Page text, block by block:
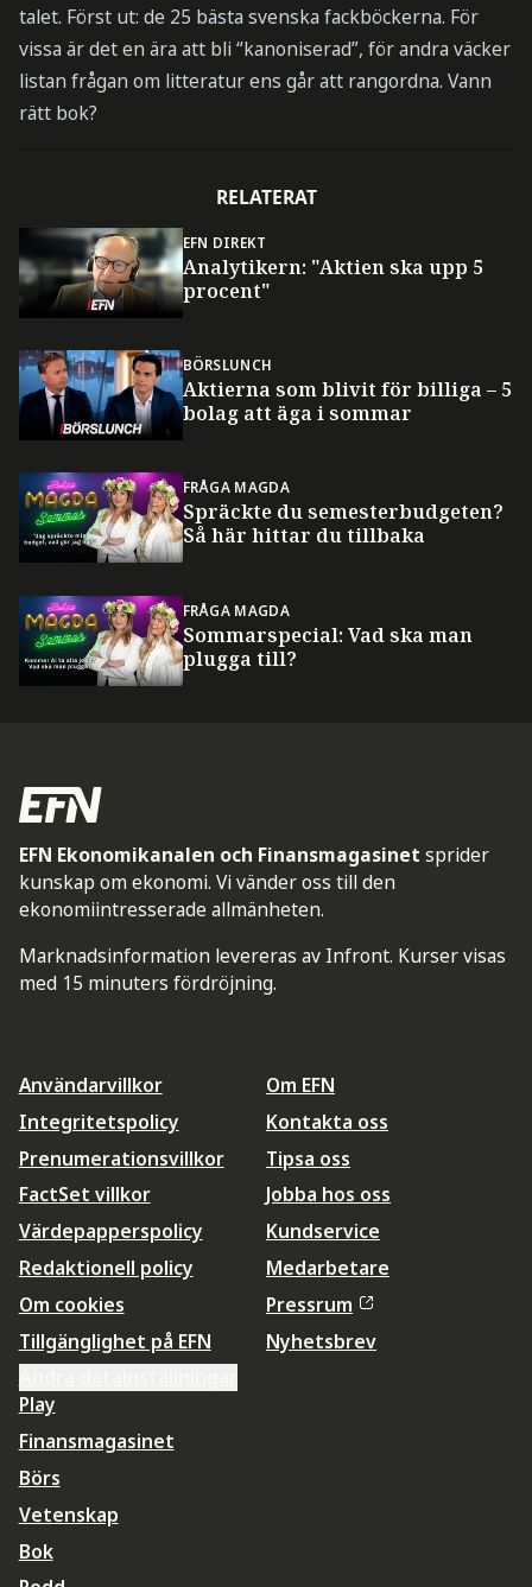
talet. Först ut: de 25 bästa svenska fackböckerna. För
vissa är det en ära att bli “kanoniserad”, för andra väcker
listan frågan om litteratur ens går att rangordna. Vann
rätt bok?
RELATERAT
EFN DIREKT
Analytikern: "Aktien ska upp 5
procent"
BÖRSLUNCH
Aktierna som blivit för billiga – 5
bolag att äga i sommar
FRÅGA MAGDA
Spräckte du semesterbudgeten?
Så här hittar du tillbaka
FRÅGA MAGDA
Sommarspecial: Vad ska man
plugga till?
EFN Ekonomikanalen och Finansmagasinet sprider
kunskap om ekonomi. Vi vänder oss till den
ekonomiintresserade allmänheten.
Marknadsinformation levereras av Infront. Kurser visas
med 15 minuters fördröjning.
Användarvillkor
Integritetspolicy
Prenumerationsvillkor
FactSet villkor
Värdepapperspolicy
Redaktionell policy
Om cookies
Tillgänglighet på EFN
Om EFN
Kontakta oss
Tipsa oss
Jobba hos oss
Kundservice
Medarbetare
Pressrum
Nyhetsbrev
Play
Finansmagasinet
Börs
Vetenskap
Bok